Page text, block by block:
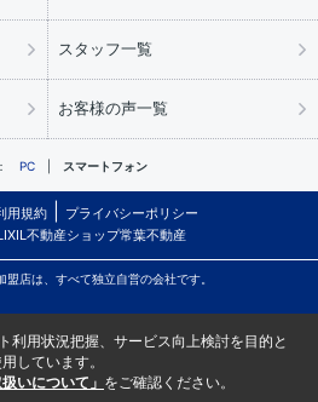
スタッフ一覧
お客様の声一覧
PC スマートフォン
用規約
プライバシーポリシー
不動産ショップ常葉不動産
店は、すべて独立自営の会社です。
利用状況把握、サービス向上検討を目的と
しています。
いについて」 をご確認ください。